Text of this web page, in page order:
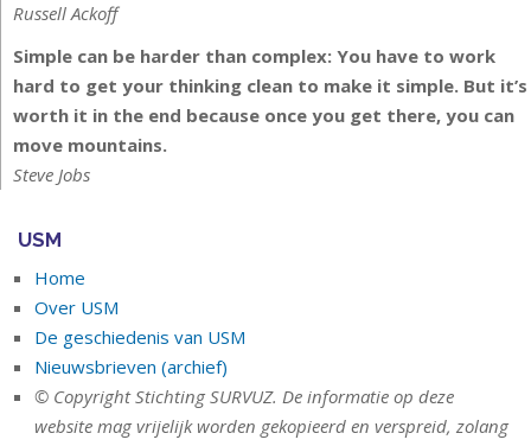
Russell Ackoff
Simple can be harder than complex: You have to work
hard to get your thinking clean to make it simple. But it’s
worth it in the end because once you get there, you can
move mountains.
Steve Jobs
USM
Home
Over USM
De geschiedenis van USM
Nieuwsbrieven (archief)
© Copyright Stichting SURVUZ. De informatie op deze
website mag vrijelijk worden gekopieerd en verspreid, zolang